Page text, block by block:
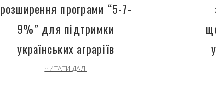
розширення програми “5-7-
9%” для підтримки
українських аграріїв
ЧИТАТИ ДАЛІ